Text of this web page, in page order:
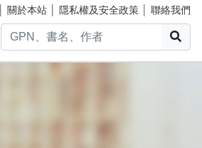
關於本站 隱私權及安全政策 聯絡我們